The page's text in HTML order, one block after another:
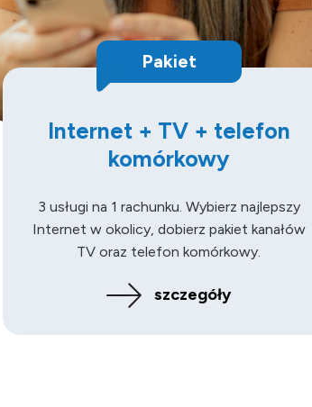
Pakiet
Internet + TV + telefon
komórkowy
3 usługi na 1 rachunku. Wybierz najlepszy
Internet w okolicy, dobierz pakiet kanałów
TV oraz telefon komórkowy.
szczegóły